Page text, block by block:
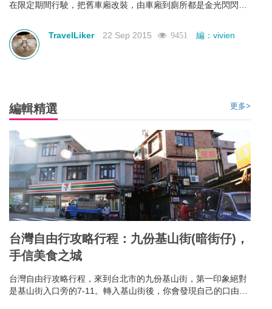
在限定期間行駛，把舊車廂改裝，由車廂到廁所都是金光閃閃，
最平都要過千港元，但預約已經全部爆滿。但鐵道迷 唔使失望，
列車會在11月1日起至3月底，秋天限定的「或る列車」改為行駛
佐世保至長崎。。撞正紅葉季，仲可以去埋佐世保的賞楓名所中
TravelLiker 22 Sep 2015 9451 編：vivien
編輯精選 更多>
台灣自由行攻略行程：九份基山街(暗街仔)，
手信美食之城
台灣自由行攻略行程，來到台北市的九份基山街，第一印象絕對
是基山街入口旁的7-11。轉入基山街後，你會發現自己的口由你